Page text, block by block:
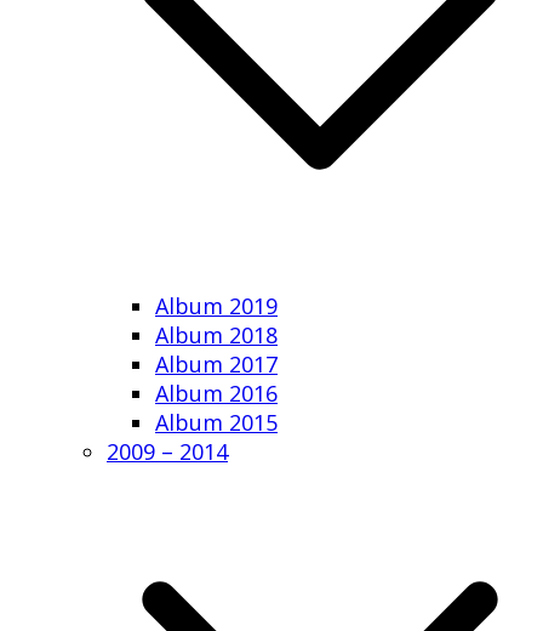
Album 2019
Album 2018
Album 2017
Album 2016
Album 2015
2009 – 2014